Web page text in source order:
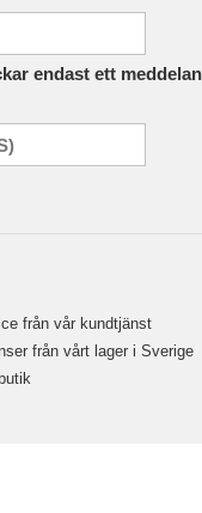
endast ett
från vår kundtjänst
från vårt lager i Sverige